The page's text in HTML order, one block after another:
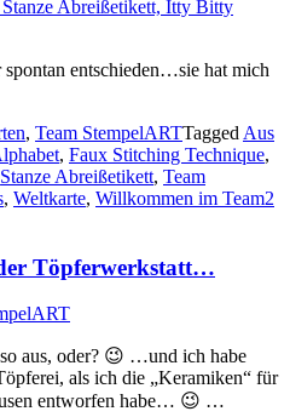
entschieden…sie hat mich
, Team StempelARTTagged Aus
, Faux Stitching Technique,
Stanze Abreißetikett, Team
, Weltkarte, Willkommen im Team2
Töpferwerkstatt…
aus, oder? 😉 …und ich habe
als ich die „Keramiken“ für
entworfen habe… 😉 …